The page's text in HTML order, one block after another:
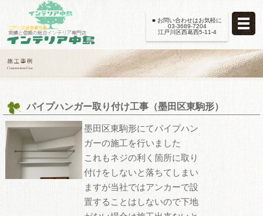
■ お問い合わせはお気軽に
03-3689-7204
江戸川区西葛西5-11-4
パイプハンガー取り付け工事（墨田区東駒形）
墨田区東駒形にてパイプハン
ガーの施工を行いました
これもネジの利く箇所に取り
付けをしないと落ちてしまい
ますが当社ではアンカーで設
置することはしないので下地